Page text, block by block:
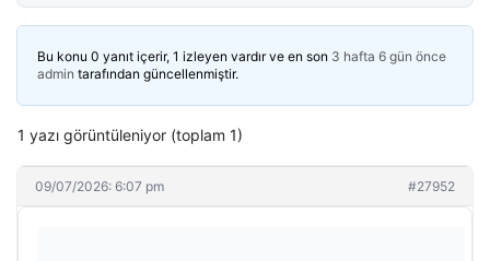
Bu konu 0 yanıt içerir, 1 izleyen vardır ve en son 3 hafta 6 gün önce
admin tarafından güncellenmiştir.
1 yazı görüntüleniyor (toplam 1)
09/07/2026: 6:07 pm #27952